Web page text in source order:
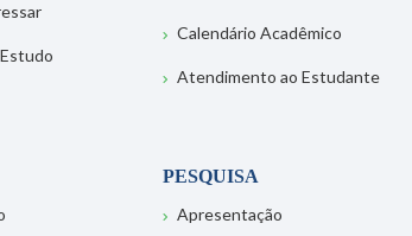
Calendário Acadêmico
Atendimento ao Estudante
PESQUISA
Apresentação